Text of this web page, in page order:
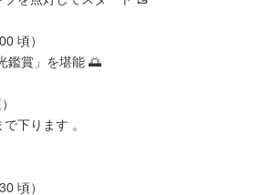
頃）
鑑賞」を堪能 🌅
下ります 。
頃）